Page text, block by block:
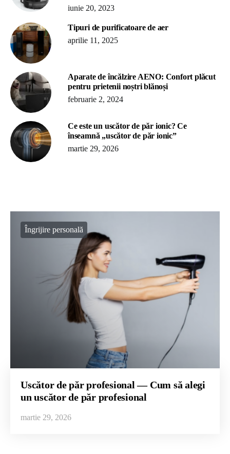
iunie 20, 2023
Tipuri de purificatoare de aer
aprilie 11, 2025
Aparate de încălzire AENO: Confort plăcut
pentru prietenii noștri blănoși
februarie 2, 2024
Ce este un uscător de păr ionic? Ce
înseamnă „uscător de păr ionic”
martie 29, 2026
Îngrijire personală
Uscător de păr profesional — Cum să alegi
un uscător de păr profesional
martie 29, 2026